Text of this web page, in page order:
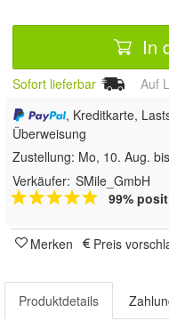
In
Sofort lieferbar Auf
, Kreditkarte,
Überweisung
Zustellung: Mo, 10. Aug.
Verkäufer: SMile_GmbH
99%
Merken Preis
Produktdetails